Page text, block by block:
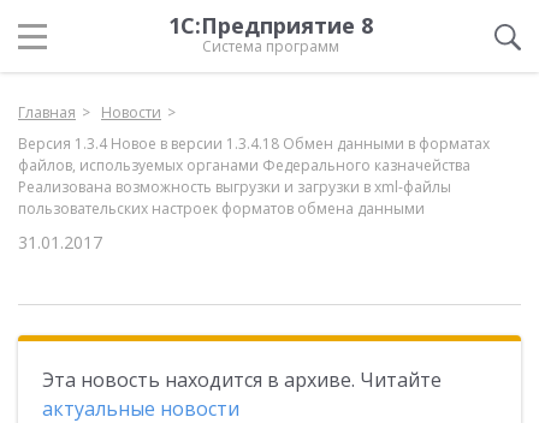
1С:Предприятие 8
Система программ
Главная
Новости
Версия 1.3.4 Новое в версии 1.3.4.18 Обмен данными в форматах
файлов, используемых органами Федерального казначейства
Реализована возможность выгрузки и загрузки в xml-файлы
пользовательских настроек форматов обмена данными
31.01.2017
Эта новость находится в архиве. Читайте
актуальные новости